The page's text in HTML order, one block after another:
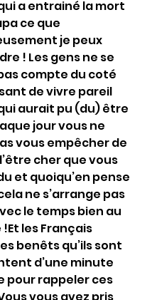
a entrainé la mort
ce que
je peux
! Les gens ne se
compte du coté
de vivre pareil
aurait pu (du) être
jour vous ne
vous empêcher de
cher que vous
et quoiqu’en pense
ne s’arrange pas
le temps bien au
les Français
benêts qu’ils sont
d’une minute
pour rappeler ces